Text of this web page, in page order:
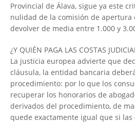
Provincial de Álava, sigue ya este
nulidad de la comisión de apertura
devolver de media entre 1.000 y
¿Y QUIÉN PAGA LAS COSTAS
La justicia europea advierte que
cláusula, la entidad bancaria
procedimiento: por lo que los
recuperar los honorarios de
derivados del procedimiento, de
quede exactamente igual que si las